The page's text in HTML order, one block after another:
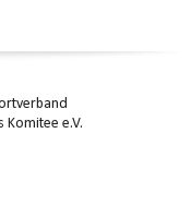
Komitee e.V.